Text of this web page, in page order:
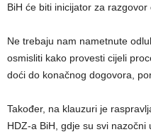
BiH će biti inicijator za
Ne trebaju nam nametnute
osmisliti kako provesti cijeli
doći do konačnog dogovora,
Također, na klauzuri je
HDZ-a BiH, gdje su svi